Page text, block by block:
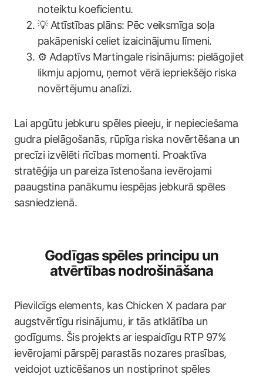
noteiktu koeficientu.
💡 Attīstības plāns: Pēc veiksmīga soļa
pakāpeniski celiet izaicinājumu līmeni.
⚙️ Adaptīvs Martingale risinājums: pielāgojiet
likmju apjomu, ņemot vērā iepriekšējo riska
novērtējumu analīzi.
Lai apgūtu jebkuru spēles pieeju, ir nepieciešama
gudra pielāgošanās, rūpīga riska novērtēšana un
precīzi izvēlēti rīcības momenti. Proaktīva
stratēģija un pareiza īstenošana ievērojami
paaugstina panākumu iespējas jebkurā spēles
sasniedzienā.
Godīgas spēles principu un
atvērtības nodrošināšana
Pievilcīgs elements, kas Chicken X padara par
augstvērtīgu risinājumu, ir tās atklātība un
godīgums. Šis projekts ar iespaidīgu RTP 97%
ievērojami pārspēj parastās nozares prasības,
veidojot uzticēšanos un nostiprinot spēles